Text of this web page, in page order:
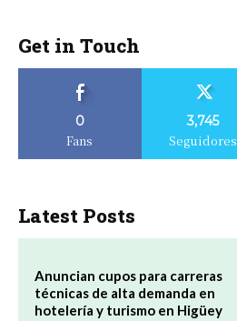
Get in Touch
0
Fans
3,745
Seguidores
Latest Posts
Anuncian cupos para carreras
técnicas de alta demanda en
hotelería y turismo en Higüey